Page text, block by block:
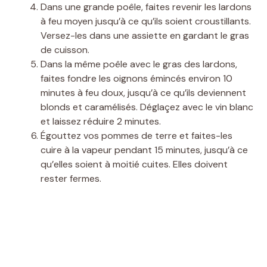
Dans une grande poêle, faites revenir les lardons
à feu moyen jusqu’à ce qu’ils soient croustillants.
Versez-les dans une assiette en gardant le gras
de cuisson.
Dans la même poêle avec le gras des lardons,
faites fondre les oignons émincés environ 10
minutes à feu doux, jusqu’à ce qu’ils deviennent
blonds et caramélisés. Déglaçez avec le vin blanc
et laissez réduire 2 minutes.
Égouttez vos pommes de terre et faites-les
cuire à la vapeur pendant 15 minutes, jusqu’à ce
qu’elles soient à moitié cuites. Elles doivent
rester fermes.